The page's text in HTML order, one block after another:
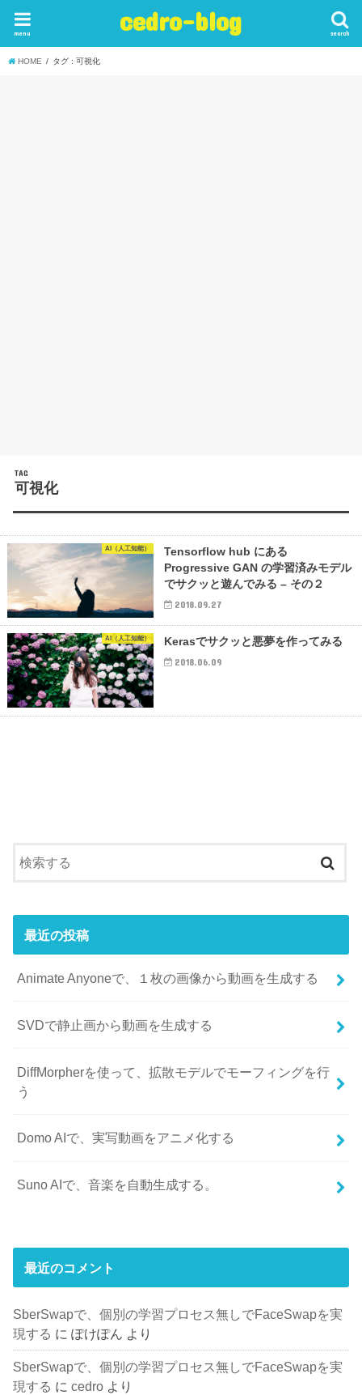
cedro-blog search
menu
HOME タグ : 可視化
TAG
可視化
AI（人工知能）
Tensorflow hub にある
Progressive GAN の学習済みモデル
でサクッと遊んでみる – その２
2018.09.27
AI（人工知能） Kerasでサクッと悪夢を作ってみる
2018.06.09
最近の投稿
Animate Anyoneで、１枚の画像から動画を生成する
SVDで静止画から動画を生成する
DiffMorpherを使って、拡散モデルでモーフィングを行
う
Domo AIで、実写動画をアニメ化する
Suno AIで、音楽を自動生成する。
最近のコメント
SberSwapで、個別の学習プロセス無しでFaceSwapを実
現する にぽけぽん より
SberSwapで、個別の学習プロセス無しでFaceSwapを実
現する にcedro より